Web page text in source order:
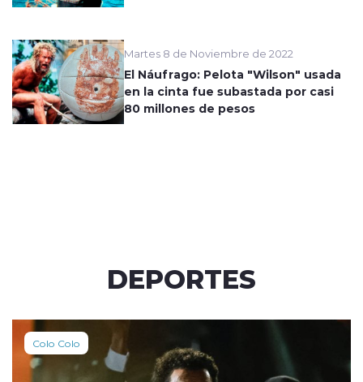
Martes 8 de Noviembre de 2022
El Náufrago: Pelota "Wilson" usada
en la cinta fue subastada por casi
80 millones de pesos
DEPORTES
Colo Colo